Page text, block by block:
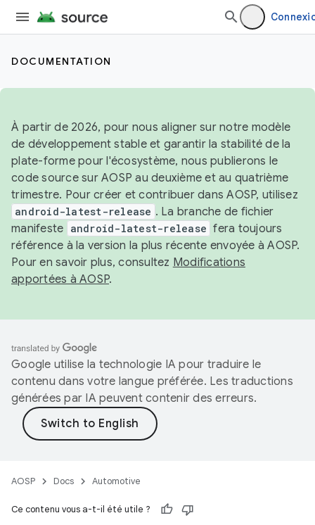
DOCUMENTATION
À partir de 2026, pour nous aligner sur notre modèle
de développement stable et garantir la stabilité de la
plate-forme pour l'écosystème, nous publierons le
code source sur AOSP au deuxième et au quatrième
trimestre. Pour créer et contribuer dans AOSP, utilisez
android-latest-release . La branche de fichier
manifeste android-latest-release fera toujours
référence à la version la plus récente envoyée à AOSP.
Pour en savoir plus, consultez Modifications
apportées à AOSP.
Google utilise la technologie IA pour traduire le
contenu dans votre langue préférée. Les traductions
générées par IA peuvent contenir des erreurs.
AOSP Docs Automotive
Ce contenu vous a-t-il été utile ?